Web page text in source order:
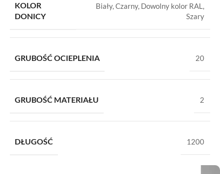
KOLOR
DONICY
Biały, Czarny, Dowolny kolor RAL
Szary
GRUBOŚĆ OCIEPLENIA 20
GRUBOŚĆ MATERIAŁU 2
DŁUGOŚĆ 1200